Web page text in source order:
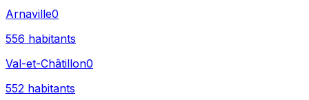
Arnaville0
556 habitants
Val-et-Châtillon0
552 habitants